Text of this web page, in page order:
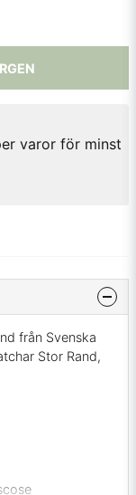
varor för minst
från Svenska
Stor Rand,